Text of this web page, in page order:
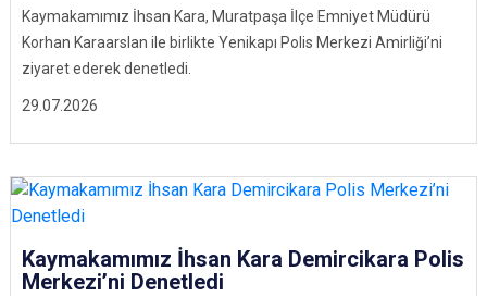
29.07.2026
Kaymakamımız İhsan Kara, Muratpaşa İlçe Emniyet Müdürü
Korhan Karaarslan ile birlikte Yenikapı Polis Merkezi Amirliği’ni
ziyaret ederek denetledi.
Kaymakamımız İhsan Kara Demircikara Polis
Merkezi’ni Denetledi